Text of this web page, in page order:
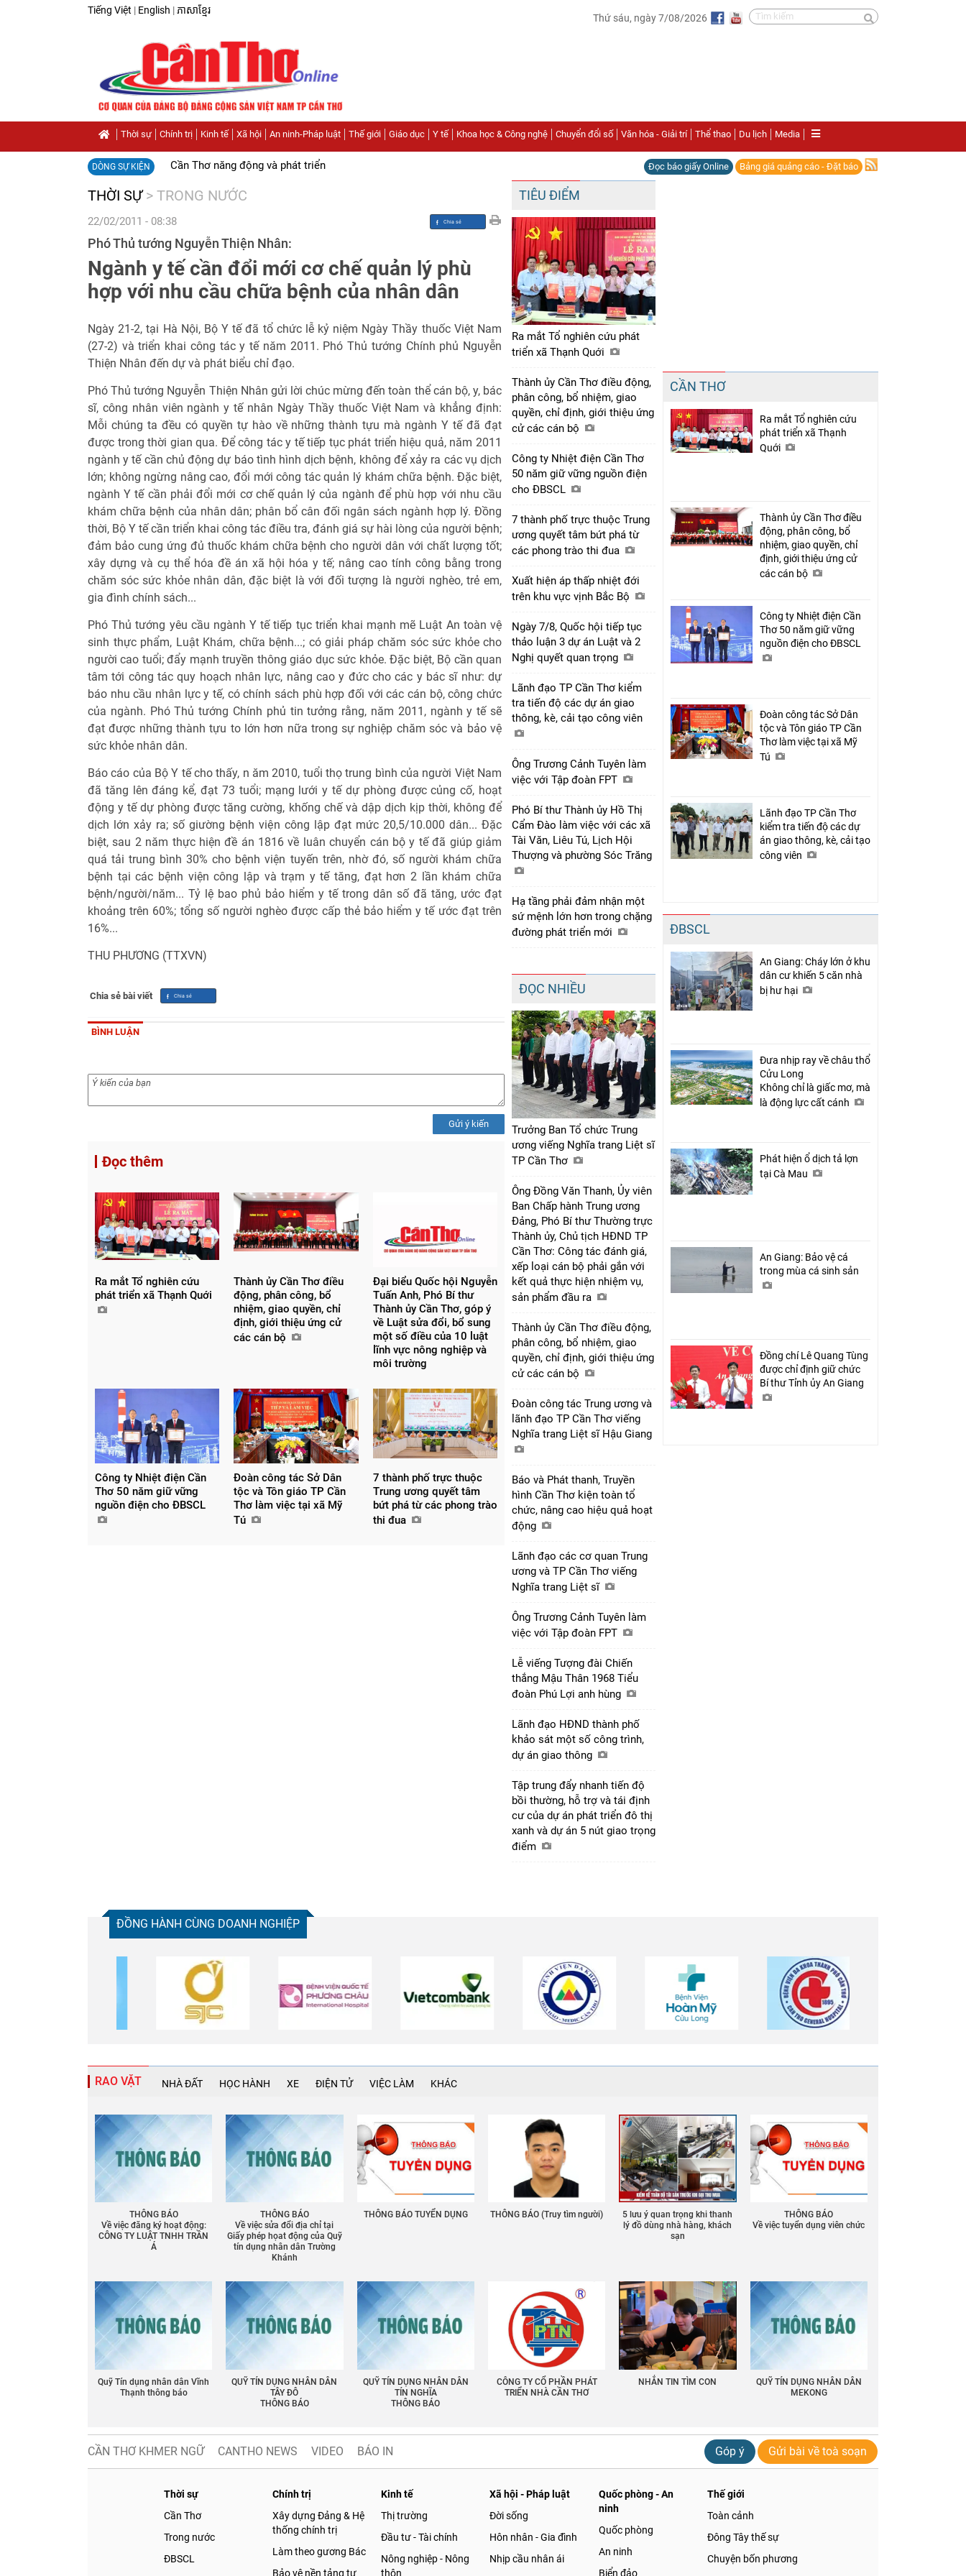
Tiếng Việt | English | ភាសាខ្មែរ
Thứ sáu, ngày 7/08/2026
Thời sự Chính trị Kinh tế Xã hội An ninh-Pháp luật Thế giới Giáo dục Y tế Khoa học & Công nghệ Chuyển đổi số Văn hóa - Giải trí Thể thao Du lịch Media
DÒNG SỰ KIỆN Cần Thơ năng động và phát triển Đọc báo giấy Online Bảng giá quảng cáo - Đặt báo
THỜI SỰ > TRONG NƯỚC
22/02/2011 - 08:38
Chia sẻ
Phó Thủ tướng Nguyễn Thiện Nhân:
Ngành y tế cần đổi mới cơ chế quản lý phù
hợp với nhu cầu chữa bệnh của nhân dân
Ngày 21-2, tại Hà Nội, Bộ Y tế đã tổ chức lễ kỷ niệm Ngày Thầy thuốc Việt Nam
(27-2) và triển khai công tác y tế năm 2011. Phó Thủ tướng Chính phủ Nguyễn
Thiện Nhân đến dự và phát biểu chỉ đạo.
Phó Thủ tướng Nguyễn Thiện Nhân gửi lời chúc mừng đến toàn thể cán bộ, y, bác
sĩ, công nhân viên ngành y tế nhân Ngày Thầy thuốc Việt Nam và khẳng định:
Mỗi chúng ta đều có quyền tự hào về những thành tựu mà ngành Y tế đã đạt
được trong thời gian qua. Để công tác y tế tiếp tục phát triển hiệu quả, năm 2011
ngành y tế cần chủ động dự báo tình hình dịch bệnh, không để xảy ra các vụ dịch
lớn; không ngừng nâng cao, đổi mới công tác quản lý khám chữa bệnh. Đặc biệt,
ngành Y tế cần phải đổi mới cơ chế quản lý của ngành để phù hợp với nhu cầu
khám chữa bệnh của nhân dân; phân bổ cân đối ngân sách ngành hợp lý. Đồng
thời, Bộ Y tế cần triển khai công tác điều tra, đánh giá sự hài lòng của người bệnh;
đảm bảo cung ứng đủ thuốc khám chữa bệnh cho người dân với chất lượng tốt;
xây dựng và cụ thể hóa đề án xã hội hóa y tế; nâng cao tính công bằng trong
chăm sóc sức khỏe nhân dân, đặc biệt là với đối tượng là người nghèo, trẻ em,
gia đình chính sách...
Phó Thủ tướng yêu cầu ngành Y tế tiếp tục triển khai mạnh mẽ Luật An toàn vệ
sinh thực phẩm, Luật Khám, chữa bệnh...; có giải pháp chăm sóc sức khỏe cho
người cao tuổi; đẩy mạnh truyền thông giáo dục sức khỏe. Đặc biệt, Bộ cần quan
tâm tới công tác quy hoạch nhân lực, nâng cao y đức cho các y bác sĩ như: dự
báo nhu cầu nhân lực y tế, có chính sách phù hợp đối với các cán bộ, công chức
của ngành. Phó Thủ tướng Chính phủ tin tưởng rằng, năm 2011, ngành y tế sẽ
đạt được những thành tựu to lớn hơn nữa trong sự nghiệp chăm sóc và bảo vệ
sức khỏe nhân dân.
Báo cáo của Bộ Y tế cho thấy, n ăm 2010, tuổi thọ trung bình của người Việt Nam
đã tăng lên đáng kể, đạt 73 tuổi; mạng lưới y tế dự phòng được củng cố, hoạt
động y tế dự phòng được tăng cường, khống chế và dập dịch kịp thời, không để
dịch lớn xảy ra; số giường bệnh viện công lập đạt mức 20,5/10.000 dân... Đặc
biệt, sau 2 năm thực hiện đề án 1816 về luân chuyển cán bộ y tế đã giúp giảm
quá tải trung bình 30% cho bệnh viện tuyến trên, nhờ đó, số người khám chữa
bệnh tại các bệnh viện công lập và trạm y tế tăng, đạt hơn 2 lần khám chữa
bệnh/người/năm... Tỷ lệ bao phủ bảo hiểm y tế trong dân số đã tăng, ước đạt
khoảng trên 60%; tổng số người nghèo được cấp thẻ bảo hiểm y tế ước đạt trên
16%...
THU PHƯƠNG (TTXVN)
Chia sẻ bài viết
BÌNH LUẬN
Gửi ý kiến
Đọc thêm
Ra mắt Tổ nghiên cứu
phát triển xã Thạnh Quới
Thành ủy Cần Thơ điều
động, phân công, bổ
nhiệm, giao quyền, chỉ
định, giới thiệu ứng cử
các cán bộ
Đại biểu Quốc hội Nguyễn
Tuấn Anh, Phó Bí thư
Thành ủy Cần Thơ, góp ý
về Luật sửa đổi, bổ sung
một số điều của 10 luật
lĩnh vực nông nghiệp và
môi trường
Công ty Nhiệt điện Cần
Thơ 50 năm giữ vững
nguồn điện cho ĐBSCL
Đoàn công tác Sở Dân
tộc và Tôn giáo TP Cần
Thơ làm việc tại xã Mỹ
Tú
7 thành phố trực thuộc
Trung ương quyết tâm
bứt phá từ các phong trào
thi đua
TIÊU ĐIỂM
Ra mắt Tổ nghiên cứu phát
triển xã Thạnh Quới
Thành ủy Cần Thơ điều động,
phân công, bổ nhiệm, giao
quyền, chỉ định, giới thiệu ứng
cử các cán bộ
Công ty Nhiệt điện Cần Thơ
50 năm giữ vững nguồn điện
cho ĐBSCL
7 thành phố trực thuộc Trung
ương quyết tâm bứt phá từ
các phong trào thi đua
Xuất hiện áp thấp nhiệt đới
trên khu vực vịnh Bắc Bộ
Ngày 7/8, Quốc hội tiếp tục
thảo luận 3 dự án Luật và 2
Nghị quyết quan trọng
Lãnh đạo TP Cần Thơ kiểm
tra tiến độ các dự án giao
thông, kè, cải tạo công viên
Ông Trương Cảnh Tuyên làm
việc với Tập đoàn FPT
Phó Bí thư Thành ủy Hồ Thị
Cẩm Đào làm việc với các xã
Tài Văn, Liêu Tú, Lịch Hội
Thượng và phường Sóc Trăng
Hạ tầng phải đảm nhận một
sứ mệnh lớn hơn trong chặng
đường phát triển mới
ĐỌC NHIỀU
Trưởng Ban Tổ chức Trung
ương viếng Nghĩa trang Liệt sĩ
TP Cần Thơ
Ông Đồng Văn Thanh, Ủy viên
Ban Chấp hành Trung ương
Đảng, Phó Bí thư Thường trực
Thành ủy, Chủ tịch HĐND TP
Cần Thơ: Công tác đánh giá,
xếp loại cán bộ phải gắn với
kết quả thực hiện nhiệm vụ,
sản phẩm đầu ra
Thành ủy Cần Thơ điều động,
phân công, bổ nhiệm, giao
quyền, chỉ định, giới thiệu ứng
cử các cán bộ
Đoàn công tác Trung ương và
lãnh đạo TP Cần Thơ viếng
Nghĩa trang Liệt sĩ Hậu Giang
Báo và Phát thanh, Truyền
hình Cần Thơ kiện toàn tổ
chức, nâng cao hiệu quả hoạt
động
Lãnh đạo các cơ quan Trung
ương và TP Cần Thơ viếng
Nghĩa trang Liệt sĩ
Ông Trương Cảnh Tuyên làm
việc với Tập đoàn FPT
Lễ viếng Tượng đài Chiến
thắng Mậu Thân 1968 Tiểu
đoàn Phú Lợi anh hùng
Lãnh đạo HĐND thành phố
khảo sát một số công trình,
dự án giao thông
Tập trung đẩy nhanh tiến độ
bồi thường, hỗ trợ và tái định
cư của dự án phát triển đô thị
xanh và dự án 5 nút giao trọng
điểm
CẦN THƠ
Ra mắt Tổ nghiên cứu
phát triển xã Thạnh
Quới
Thành ủy Cần Thơ điều
động, phân công, bổ
nhiệm, giao quyền, chỉ
định, giới thiệu ứng cử
các cán bộ
Công ty Nhiệt điện Cần
Thơ 50 năm giữ vững
nguồn điện cho ĐBSCL
Đoàn công tác Sở Dân
tộc và Tôn giáo TP Cần
Thơ làm việc tại xã Mỹ
Tú
Lãnh đạo TP Cần Thơ
kiểm tra tiến độ các dự
án giao thông, kè, cải tạo
công viên
ĐBSCL
An Giang: Cháy lớn ở khu
dân cư khiến 5 căn nhà
bị hư hại
Đưa nhịp ray về châu thổ
Cửu Long
Không chỉ là giấc mơ, mà
là động lực cất cánh
Phát hiện ổ dịch tả lợn
tại Cà Mau
An Giang: Bảo vệ cá
trong mùa cá sinh sản
Đồng chí Lê Quang Tùng
được chỉ định giữ chức
Bí thư Tỉnh ủy An Giang
ĐỒNG HÀNH CÙNG DOANH NGHIỆP
RAO VẶT NHÀ ĐẤT HỌC HÀNH XE ĐIỆN TỬ VIỆC LÀM KHÁC
THÔNG BÁO
Về việc đăng ký hoạt động:
CÔNG TY LUẬT TNHH TRẦN
Á
THÔNG BÁO
Về việc sửa đổi địa chỉ tại
Giấy phép họat động của Quỹ
tín dụng nhân dân Trường
Khánh
THÔNG BÁO TUYỂN DỤNG THÔNG BÁO (Truy tìm người)
5 lưu ý quan trọng khi thanh
lý đồ dùng nhà hàng, khách
sạn
THÔNG BÁO
Về việc tuyển dụng viên chức
Quỹ Tín dụng nhân dân Vĩnh
Thạnh thông báo
QUỸ TÍN DỤNG NHÂN DÂN
TÂY ĐÔ
THÔNG BÁO
QUỸ TÍN DỤNG NHÂN DÂN
TÍN NGHĨA
THÔNG BÁO
CÔNG TY CỔ PHẦN PHÁT
TRIỂN NHÀ CẦN THƠ
NHẮN TIN TÌM CON
QUỸ TÍN DỤNG NHÂN DÂN
MEKONG
CẦN THƠ KHMER NGỮ CANTHO NEWS VIDEO BÁO IN Góp ý Gửi bài về toà soạn
Thời sự
Cần Thơ
Trong nước
ĐBSCL
Chính trị
Xây dựng Đảng & Hệ
thống chính trị
Làm theo gương Bác
Bảo vệ nền tảng tư
Kinh tế
Thị trường
Đầu tư - Tài chính
Nông nghiệp - Nông
thôn
Xã hội - Pháp luật
Đời sống
Hôn nhân - Gia đình
Nhịp cầu nhân ái
Quốc phòng - An
ninh
Quốc phòng
An ninh
Biển đảo
Thế giới
Toàn cảnh
Đông Tây thế sự
Chuyện bốn phương